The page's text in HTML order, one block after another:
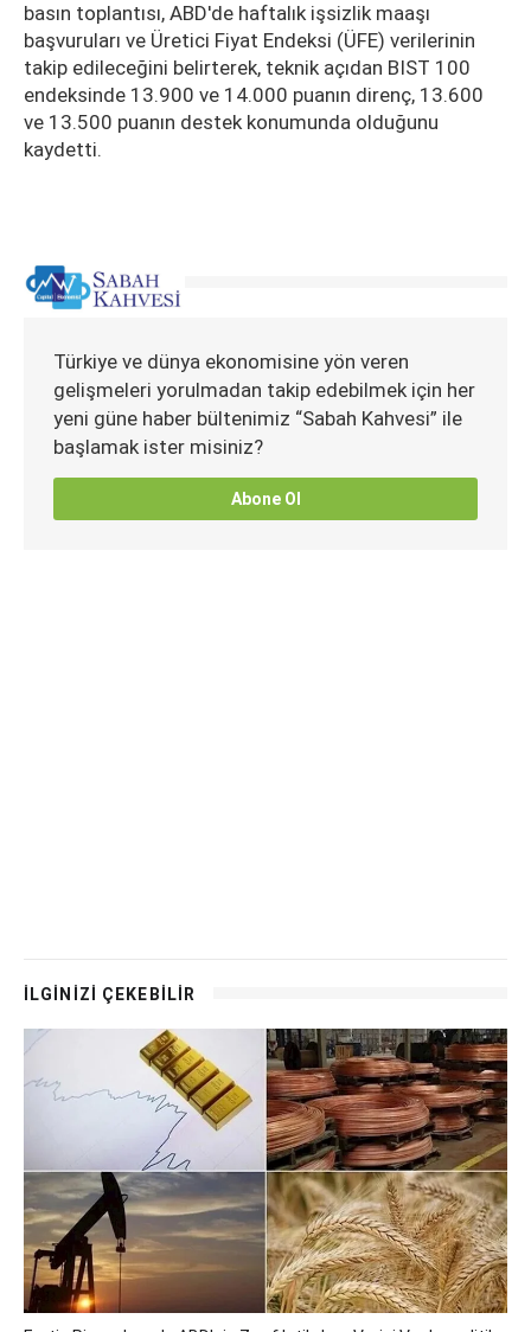
basın toplantısı, ABD'de haftalık işsizlik maaşı
başvuruları ve Üretici Fiyat Endeksi (ÜFE) verilerinin
takip edileceğini belirterek, teknik açıdan BIST 100
endeksinde 13.900 ve 14.000 puanın direnç, 13.600
ve 13.500 puanın destek konumunda olduğunu
kaydetti.
Türkiye ve dünya ekonomisine yön veren
gelişmeleri yorulmadan takip edebilmek için her
yeni güne haber bültenimiz “Sabah Kahvesi” ile
başlamak ister misiniz?
Abone Ol
İLGİNİZİ ÇEKEBİLİR